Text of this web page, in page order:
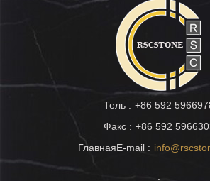
Тель : +86 592
Факс : +86 592
ГлавнаяE-mail :
: